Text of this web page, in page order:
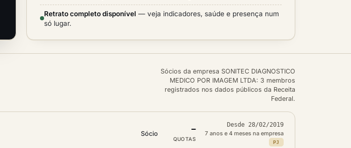
Retrato completo disponível — veja indicadores, saúde e presença num
só lugar.
Sócios da empresa SONITEC DIAGNOSTICO
MEDICO POR IMAGEM LTDA: 3 membros
registrados nos dados públicos da Receita
Federal.
Sócio
—
QUOTAS
Desde 28/02/2019
7 anos e 4 meses na empresa
PJ